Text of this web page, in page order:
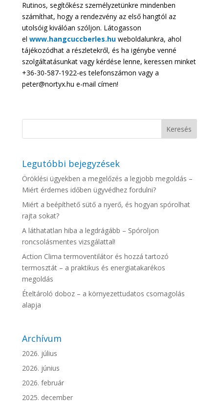
Rutinos, segítőkész személyzetünkre mindenben
számíthat, hogy a rendezvény az első hangtól az
utolsóig kiválóan szóljon. Látogasson
el www.hangcuccberles.huweboldalunkra, ahol
tájékozódhat a részletekről, és ha igénybe venné
szolgáltatásunkat vagy kérdése lenne, keressen minket
+36-30-587-1922-es telefonszámon vagy a
peter@nortyx.hu e-mail címen!
Legutóbbi bejegyzések
Öröklési ügyekben a megelőzés a legjobb megoldás –
Miért érdemes időben ügyvédhez fordulni?
Miért a beépíthető sütő a nyerő, és hogyan spórolhat
rajta sokat?
A láthatatlan hiba a legdrágább – Spóroljon
roncsolásmentes vizsgálattal!
Action Clima termoventilátor és hozzá tartozó
termosztát – a praktikus és energiatakarékos
megoldás
Ételtároló doboz – a környezettudatos csomagolás
alapja
Archívum
2026. július
2026. június
2026. február
2025. december